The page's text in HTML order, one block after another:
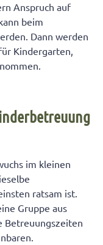
Anspruch auf
beim
Dann werden
Kindergarten,
im kleinen
ratsam ist.
Gruppe aus
Betreuungszeiten